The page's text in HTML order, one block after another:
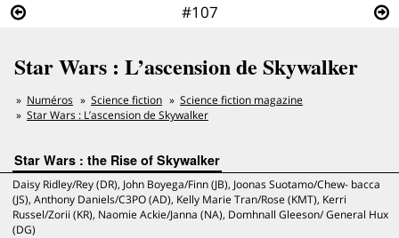
#107
Star Wars : L’ascension de Skywalker
Numéros Science fiction
Science fiction magazine
Star Wars : L’ascension de Skywalker
Star Wars : the Rise of Skywalker
Daisy Ridley/Rey (DR), John Boyega/Finn (JB), Joonas Suotamo/Chew- bacca
(JS), Anthony Daniels/C3PO (AD), Kelly Marie Tran/Rose (KMT), Kerri
Russel/Zorii (KR), Naomie Ackie/Janna (NA), Domhnall Gleeson/ General Hux
(DG)